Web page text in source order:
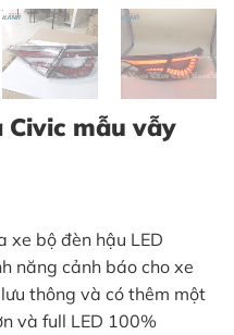
Civic mẫu vẫy
xe bộ đèn hậu LED
năng cảnh báo cho xe
thông và có thêm một
và full LED 100%